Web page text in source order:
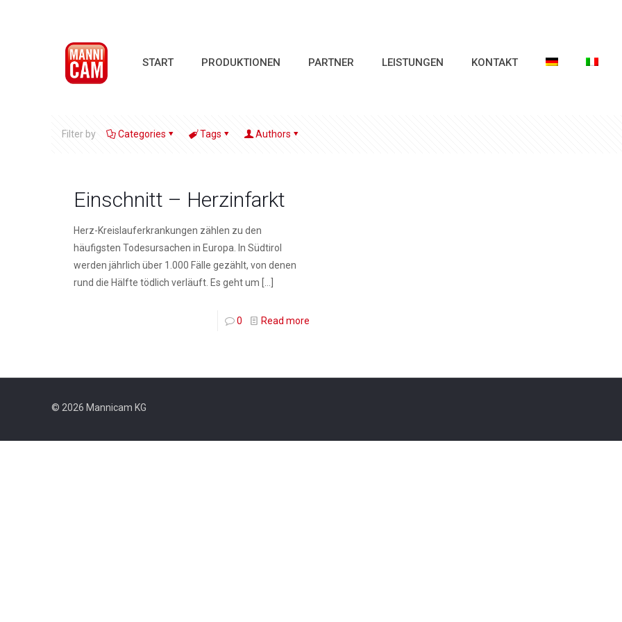
START PRODUKTIONEN PARTNER LEISTUNGEN KONTAKT
Filter by Categories Tags Authors
Einschnitt – Herzinfarkt
Herz-Kreislauferkrankungen zählen zu den
häufigsten Todesursachen in Europa. In Südtirol
werden jährlich über 1.000 Fälle gezählt, von denen
rund die Hälfte tödlich verläuft. Es geht um
0 Read more
© 2026 Mannicam KG